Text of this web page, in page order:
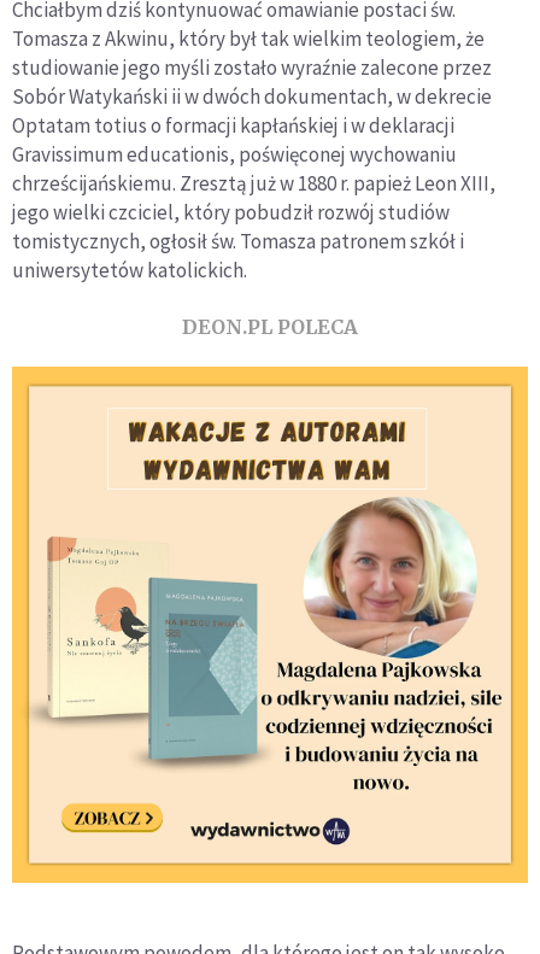
Chciałbym dziś kontynuować omawianie postaci św.
Tomasza z Akwinu, który był tak wielkim teologiem, że
studiowanie jego myśli zostało wyraźnie zalecone przez
Sobór Watykański ii w dwóch dokumentach, w dekrecie
Optatam totius o formacji kapłańskiej i w deklaracji
Gravissimum educationis, poświęconej wychowaniu
chrześcijańskiemu. Zresztą już w 1880 r. papież Leon XIII,
jego wielki czciciel, który pobudził rozwój studiów
tomistycznych, ogłosił św. Tomasza patronem szkół i
uniwersytetów katolickich.
DEON.PL POLECA